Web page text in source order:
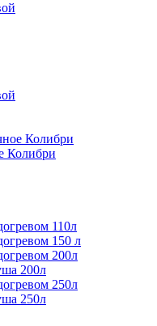
Колибри
Колибри
110л
150 л
200л
200л
250л
250л